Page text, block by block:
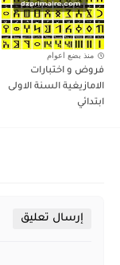
منذ بضع اعوام
فروض و اختبارات
الامازيغية السنة الاولى
ابتدائي
إرسال تعليق